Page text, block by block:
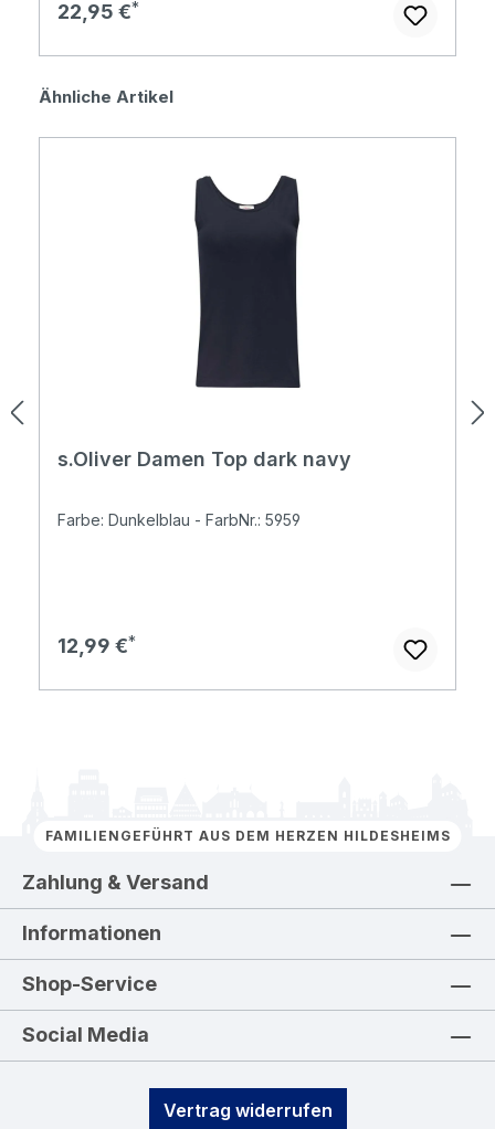
Regulärer Preis:
22,95 €
Produktgalerie überspringen
Ähnliche Artikel
s.Oliver Damen Top dark navy
Farbe: Dunkelblau - FarbNr.: 5959
Regulärer Preis:
12,99 €
FAMILIENGEFÜHRT AUS DEM HERZEN HILDESHEIMS
Zahlung & Versand
Informationen
Shop-Service
Social Media
Vertrag widerrufen